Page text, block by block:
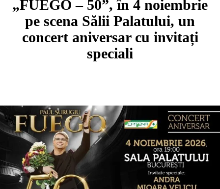
„FUEGO – 50”, în 4 noiembrie
pe scena Sălii Palatului, un
concert aniversar cu invitați
speciali